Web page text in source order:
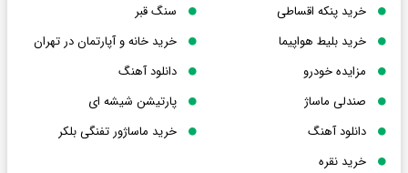
خرید پنکه اقساطی
سنگ قبر
خرید بلیط هواپیما
خرید خانه و آپارتمان در تهران
مزایده خودرو
دانلود آهنگ
صندلی ماساژ
پارتیشن شیشه ای
دانلود آهنگ
خرید ماساژور تفنگی بلکر
خرید نقره